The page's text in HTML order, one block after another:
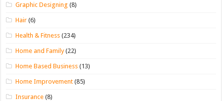
Graphic Designing (8)
Hair (6)
Health & Fitness (234)
Home and Family(22)
Home Based Business (13)
Home Improvement (85)
Insurance (8)